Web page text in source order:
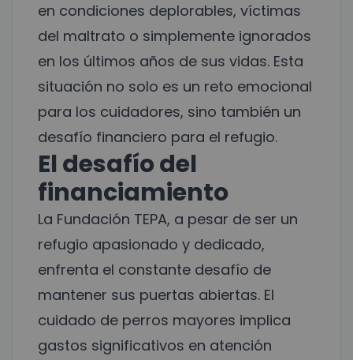
en condiciones deplorables, víctimas
del maltrato o simplemente ignorados
en los últimos años de sus vidas. Esta
situación no solo es un reto emocional
para los cuidadores, sino también un
desafío financiero para el refugio.
El desafío del
financiamiento
La Fundación TEPA, a pesar de ser un
refugio apasionado y dedicado,
enfrenta el constante desafío de
mantener sus puertas abiertas. El
cuidado de perros mayores implica
gastos significativos en atención